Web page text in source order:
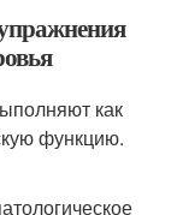
как
функцию.